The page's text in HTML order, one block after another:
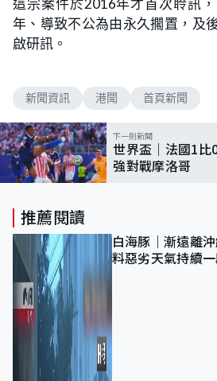
這宗案件於2016年才首次聆訊
年、導致不公為由永久擱置，及
啟研訊。
新聞資訊 港聞 首頁新聞
下一則新聞
世界盃｜法國1
強對戰摩洛哥
推薦閱讀
白海豚｜漸遠離
料惡劣天氣持續